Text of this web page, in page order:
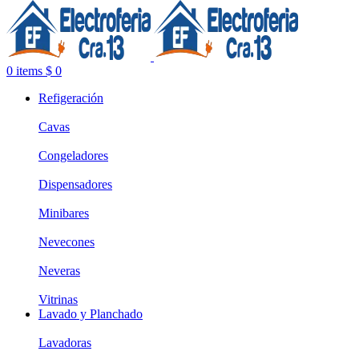
0 items $ 0
Refigeración
Cavas
Congeladores
Dispensadores
Minibares
Nevecones
Neveras
Vitrinas
Lavado y Planchado
Lavadoras